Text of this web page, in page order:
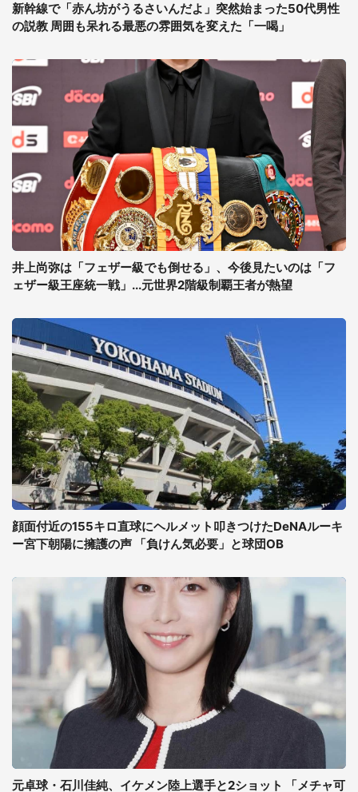
新幹線で「赤ん坊がうるさいんだよ」突然始まった50代男性
の説教 周囲も呆れる最悪の雰囲気を変えた「一喝」
井上尚弥は「フェザー級でも倒せる」、今後見たいのは「フ
ェザー級王座統一戦」...元世界2階級制覇王者が熱望
顔面付近の155キロ直球にヘルメット叩きつけたDeNAルーキ
ー宮下朝陽に擁護の声 「負けん気必要」と球団OB
元卓球・石川佳純、イケメン陸上選手と2ショット 「メチャ可